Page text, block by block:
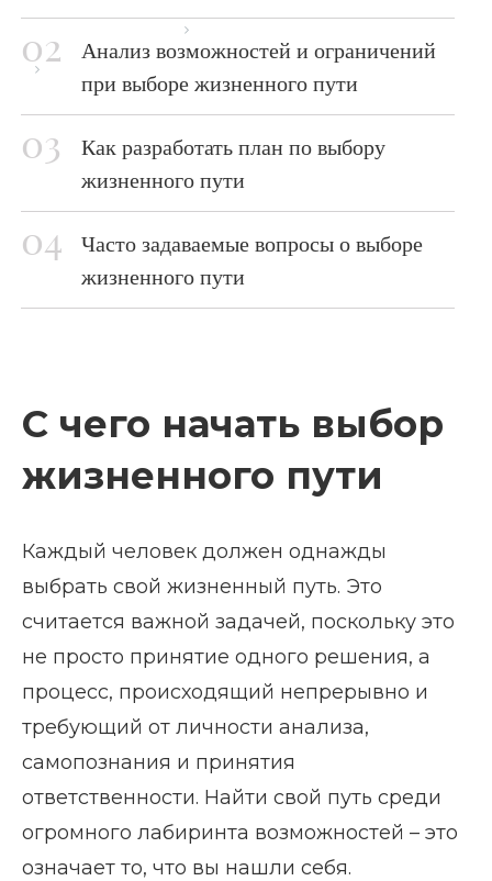
Анализ возможностей и ограничений
при выборе жизненного пути
Как разработать план по выбору
жизненного пути
Часто задаваемые вопросы о выборе
жизненного пути
С чего начать выбор
жизненного пути
Каждый человек должен однажды
выбрать свой жизненный путь. Это
считается важной задачей, поскольку это
не просто принятие одного решения, а
процесс, происходящий непрерывно и
требующий от личности анализа,
самопознания и принятия
ответственности. Найти свой путь среди
огромного лабиринта возможностей – это
означает то, что вы нашли себя.